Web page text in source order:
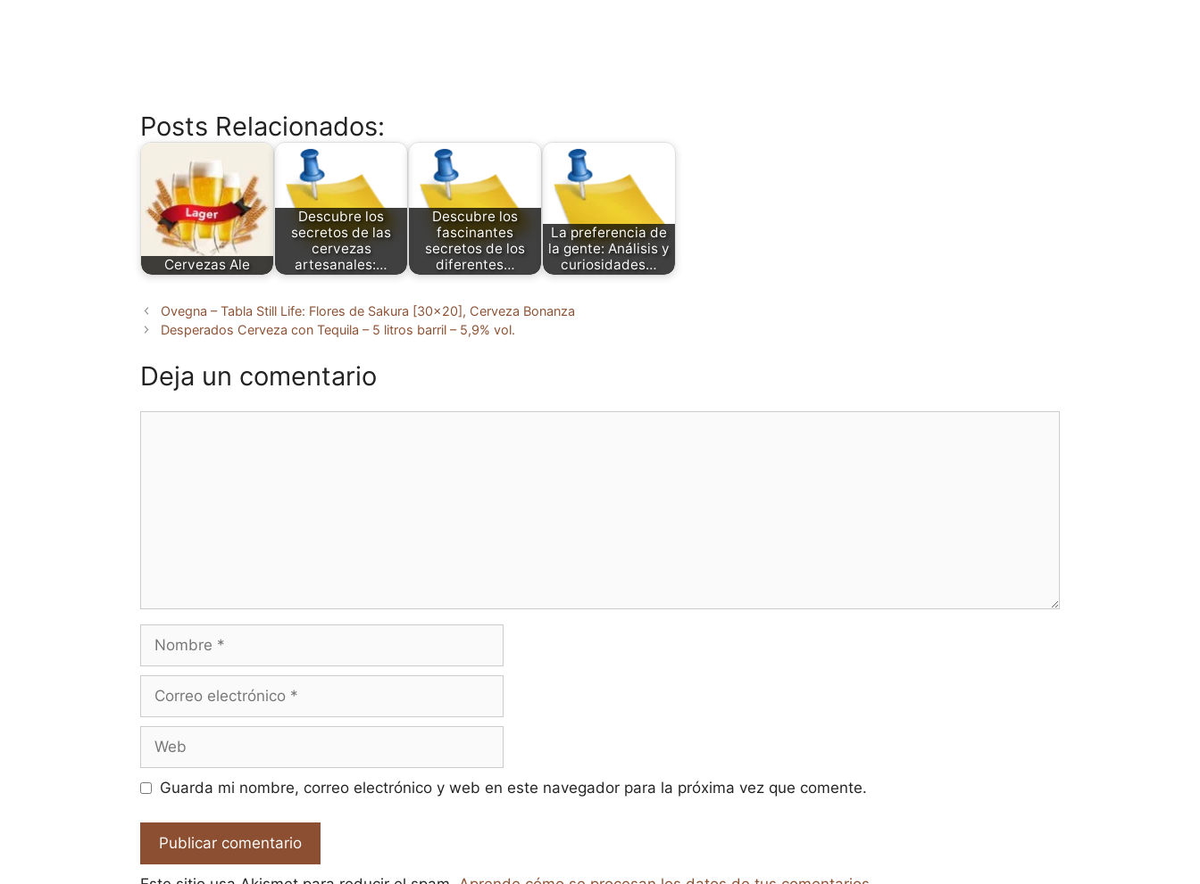
Posts Relacionados:
Cervezas Ale
Descubre los
secretos de las
cervezas
artesanales:…
Descubre los
fascinantes
secretos de los
diferentes…
La preferencia de
la gente: Análisis y
curiosidades…
Ovegna – Tabla Still Life: Flores de Sakura [30×20], Cerveza Bonanza
Desperados Cerveza con Tequila – 5 litros barril – 5,9% vol.
Deja un comentario
Nombre
Correo
Web
Guarda mi nombre, correo electrónico y web en este navegador para la próxima vez que comente.